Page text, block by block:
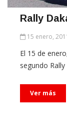
Rally
15 enero, 2011
El 15 de
segundo